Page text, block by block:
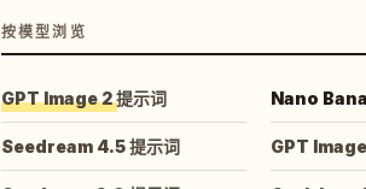
按模型浏览
GPT Image 2 提示词 Nano
Seedream 4.5 提示词 GPT